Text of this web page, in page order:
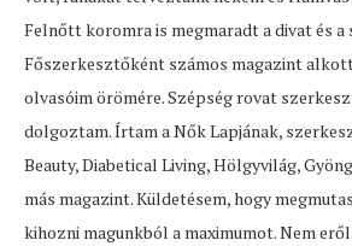
Felnőtt koromra is megmaradt a divat és a
Főszerkesztőként számos magazint
olvasóim örömére. Szépség rovat
dolgoztam. Írtam a Nők Lapjának,
Beauty, Diabetical Living, Hölgyvilág,
más magazint. Küldetésem, hogy
kihozni magunkból a maximumot. Nem